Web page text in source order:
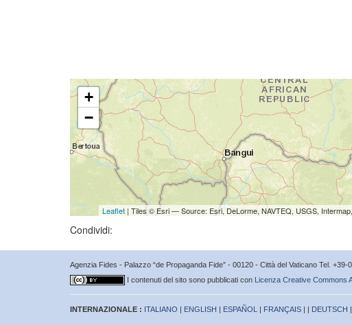
+
−
Leaflet| Tiles © Esri — Source: Esri, DeLorme, NAVTEQ, USGS,
Condividi:
Agenzia Fides - Palazzo “de Propaganda Fide” - 00120 - Città del Vaticano Tel.
I contenuti del sito sono pubblicati con Licenza Creative Commons
INTERNAZIONALE : ITALIANO | ENGLISH | ESPAÑOL | FRANÇAIS | | DEUTSCH |